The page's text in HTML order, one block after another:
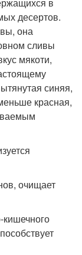
десертов.
она
сливы
мякоти,
синяя,
красная,
очищает
кишечного